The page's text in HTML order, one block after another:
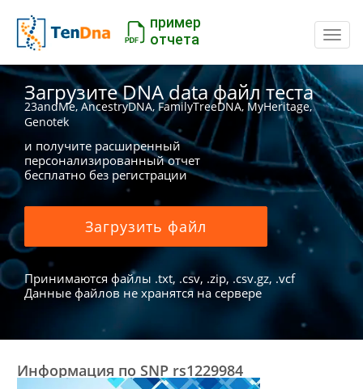
пример
отчета
Загрузите DNA data файл теста
23andMe, AncestryDNA, FamilyTreeDNA, MyHeritage,
Genotek
и получите расширенный
персонализированный отчет
бесплатно без регистрации
Загрузить файл
Принимаются файлы .txt, .csv, .zip, .csv.gz, .vcf
Данные файлов не хранятся на сервере
Информация по SNP rs1229984